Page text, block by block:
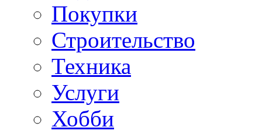
Покупки
Строительство
Техника
Услуги
Хобби